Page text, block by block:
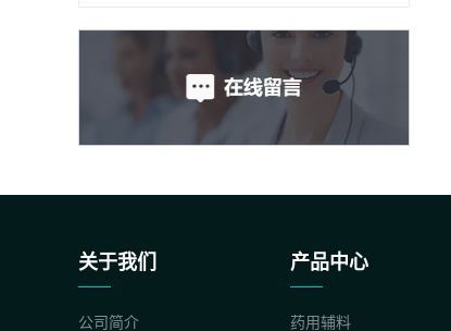
关于我们
公司简介
产品中心
药用辅料